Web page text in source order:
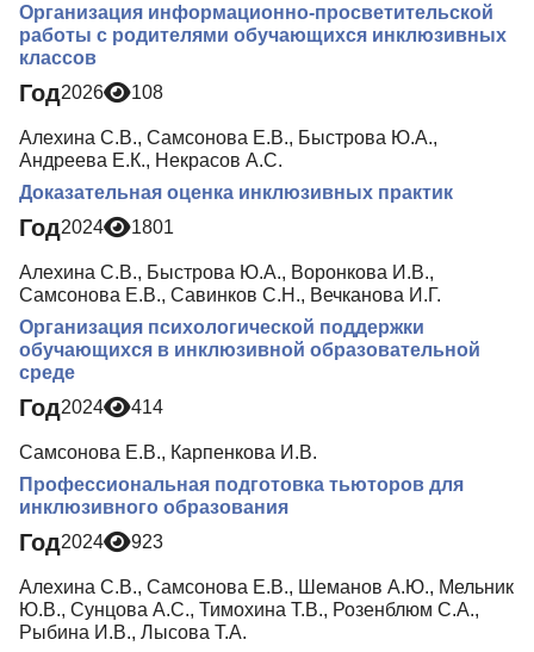
Организация информационно-просветительской
работы с родителями обучающихся инклюзивных
классов
Год2026 108
Алехина С.В., Самсонова Е.В., Быстрова Ю.А.,
Андреева Е.К., Некрасов А.С.
Доказательная оценка инклюзивных практик
Год2024 1801
Алехина С.В., Быстрова Ю.А., Воронкова И.В.,
Самсонова Е.В., Савинков С.Н., Вечканова И.Г.
Организация психологической поддержки
обучающихся в инклюзивной образовательной
среде
Год2024 414
Самсонова Е.В., Карпенкова И.В.
Профессиональная подготовка тьюторов для
инклюзивного образования
Год2024 923
Алехина С.В., Самсонова Е.В., Шеманов А.Ю., Мельник
Ю.В., Сунцова А.С., Тимохина Т.В., Розенблюм С.А.,
Рыбина И.В., Лысова Т.А.